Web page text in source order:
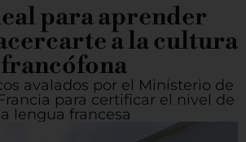
para aprender
a la cultura
francófona
avalados por el Ministerio de
para certificar el nivel de
lengua francesa